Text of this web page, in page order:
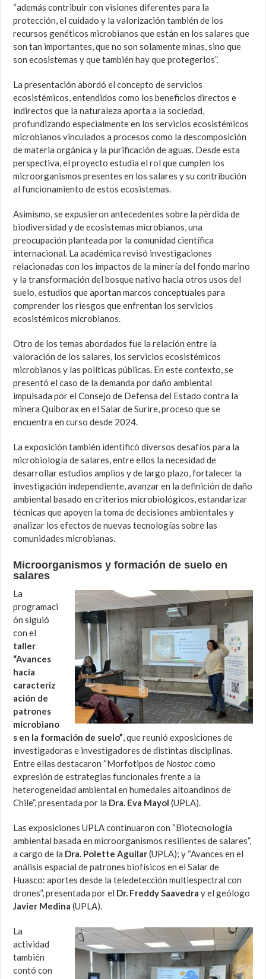
“además contribuir con visiones diferentes para la
protección, el cuidado y la valorización también de los
recursos genéticos microbianos que están en los salares que
son tan importantes, que no son solamente minas, sino que
son ecosistemas y que también hay que protegerlos”.
La presentación abordó el concepto de servicios
ecosistémicos, entendidos como los beneficios directos e
indirectos que la naturaleza aporta a la sociedad,
profundizando especialmente en los servicios ecosistémicos
microbianos vinculados a procesos como la descomposición
de materia orgánica y la purificación de aguas. Desde esta
perspectiva, el proyecto estudia el rol que cumplen los
microorganismos presentes en los salares y su contribución
al funcionamiento de estos ecosistemas.
Asimismo, se expusieron antecedentes sobre la pérdida de
biodiversidad y de ecosistemas microbianos, una
preocupación planteada por la comunidad científica
internacional. La académica revisó investigaciones
relacionadas con los impactos de la minería del fondo marino
y la transformación del bosque nativo hacia otros usos del
suelo, estudios que aportan marcos conceptuales para
comprender los riesgos que enfrentan los servicios
ecosistémicos microbianos.
Otro de los temas abordados fue la relación entre la
valoración de los salares, los servicios ecosistémicos
microbianos y las políticas públicas. En este contexto, se
presentó el caso de la demanda por daño ambiental
impulsada por el Consejo de Defensa del Estado contra la
minera Quiborax en el Salar de Surire, proceso que se
encuentra en curso desde 2024.
La exposición también identificó diversos desafíos para la
microbiología de salares, entre ellos la necesidad de
desarrollar estudios amplios y de largo plazo, fortalecer la
investigación independiente, avanzar en la definición de daño
ambiental basado en criterios microbiológicos, estandarizar
técnicas que apoyen la toma de decisiones ambientales y
analizar los efectos de nuevas tecnologías sobre las
comunidades microbianas.
Microorganismos y formación de suelo en
salares
La
programaci
ón siguió
con el
taller
“Avances
hacia
caracteriz
ación de
patrones
microbiano
s en la formación de suelo”, que reunió exposiciones de
investigadoras e investigadores de distintas disciplinas.
Entre ellas destacaron “Morfotipos de Nostoccomo
expresión de estrategias funcionales frente a la
heterogeneidad ambiental en humedales altoandinos de
Chile”, presentada por la Dra. Eva Mayol (UPLA).
Las exposiciones UPLA continuaron con “Biotecnología
ambiental basada en microorganismos resilientes de salares”,
a cargo de la Dra. Polette Aguilar(UPLA); y “Avances en el
análisis espacial de patrones biofísicos en el Salar de
Huasco: aportes desde la teledetección multiespectral con
drones”, presentada por el Dr. Freddy Saavedra y el geólogo
Javier Medina (UPLA).
La
actividad
también
contó con